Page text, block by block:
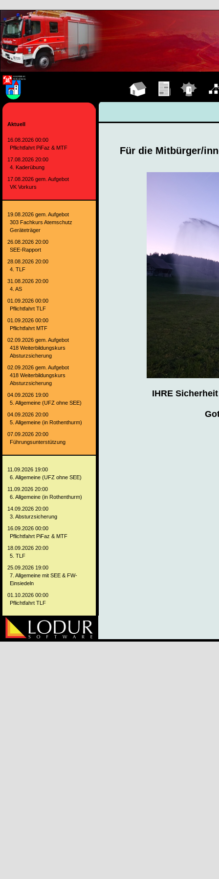
HauptseiteÜbungenEinsätze
Aktuell
16.08.2026 00:00
Pflichtfahrt PiFaz & MTF
17.08.2026 20:00
4. Kaderübung
17.08.2026 gem. Aufgebot
VK Vorkurs
19.08.2026 gem. Aufgebot
303 Fachkurs Atemschutz
Geräteträger
26.08.2026 20:00
SEE-Rapport
28.08.2026 20:00
4. TLF
31.08.2026 20:00
4. AS
01.09.2026 00:00
Pflichtfahrt TLF
01.09.2026 00:00
Pflichtfahrt MTF
02.09.2026 gem. Aufgebot
418 Weiterbildungskurs
Absturzsicherung
02.09.2026 gem. Aufgebot
418 Weiterbildungskurs
Absturzsicherung
04.09.2026 19:00
5. Allgemeine (UFZ ohne SEE)
04.09.2026 20:00
5. Allgemeine (in Rothenthurm)
07.09.2026 20:00
Führungsunterstützung
11.09.2026 19:00
6. Allgemeine (UFZ ohne SEE)
11.09.2026 20:00
6. Allgemeine (in Rothenthurm)
14.09.2026 20:00
3. Absturzsicherung
16.09.2026 00:00
Pflichtfahrt PiFaz & MTF
18.09.2026 20:00
5. TLF
25.09.2026 19:00
7. Allgemeine mit SEE & FW-
Einsiedeln
01.10.2026 00:00
Pflichtfahrt TLF
Für die Mitbürger/
IHRE